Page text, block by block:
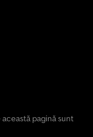
pagină sunt